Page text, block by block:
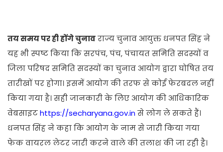
तय समय पर ही होंगे चुनावराज्य चुनाव आयुक्त धनपत सिंह ने
यह भी स्पष्ट किया कि सरपंच, पंच, पंचायत समिति सदस्यों व
जिला परिषद समिति सदस्यों का चुनाव आयोग द्वारा घोषित तय
तारीखों पर होगा। इसमें आयोग की तरफ से कोई फेरबदल नहीं
किया गया है। सही जानकारी के लिए आयोग की आधिकारिक
वेबसाइटhttps://secharyana.gov.inसे लोग ले सकते हैं।
धनपत सिंह ने कहा कि आयोग के नाम से जारी किया गया
फेक वायरल लेटर जारी करने वाले की तलाश की जा रही है।